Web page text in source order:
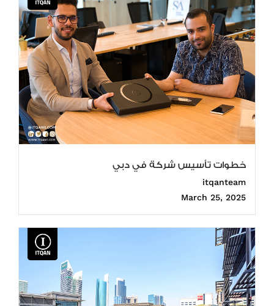
خطوات تأسيس شركة في دبي
itqanteam
March 25, 2025